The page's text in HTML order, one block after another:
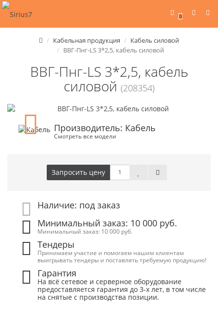
0
Кабельная продукция
Кабель силовой
ВВГ-Пнг-LS 3*2,5, кабель силовой
ВВГ-Пнг-LS 3*2,5, кабель
силовой (208354)
Производитель: Кабель
Смотреть все модели
Запросить цену
Наличие: под заказ
Минимальный заказ: 10 000 руб.
Минимальный заказ: 10 000 руб.
Тендеры
Принимаем участие и помогаем нашим клиентам
выигрывать тендеры и поставлять требуемую продукцию!
Гарантия
На всё сетевое и серверное оборудование
предоставляется гарантия до 3-х лет, в том числе
на снятые с производства позиции.